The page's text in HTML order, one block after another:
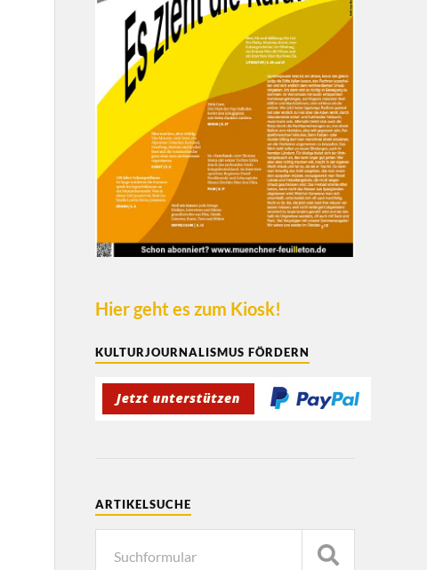
Hier geht es zum Kiosk!
KULTURJOURNALISMUS FÖRDERN
ARTIKELSUCHE